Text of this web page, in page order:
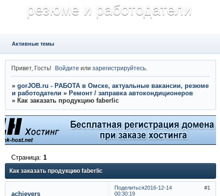
резюме и работодатели
Активные темы
Привет, Гость! Войдите илизарегистрируйтесь
» gorJOB.ru - РАБОТА в Омске, актуальные вакансии, резюме
и работодатели » Ремонт / заправка автокондиционеров
» Как заказать продукцию faberlic
Как заказать продукцию faberlic
Страница: 1
Поделиться 1
2016-12-14
00:30:19
achievers